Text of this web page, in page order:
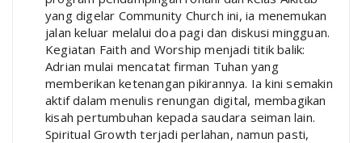
yang digelar Community Church ini, ia menemukan
jalan keluar melalui doa pagi dan diskusi mingguan.
Kegiatan Faith and Worship menjadi titik balik:
Adrian mulai mencatat firman Tuhan yang
memberikan ketenangan pikirannya. Ia kini semakin
aktif dalam menulis renungan digital, membagikan
kisah pertumbuhan kepada saudara seiman lain.
Spiritual Growth terjadi perlahan, namun pasti,